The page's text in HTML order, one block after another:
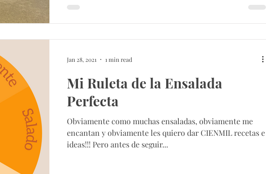
Mi Ruleta de la Ensalada
Perfecta
Obviamente como muchas ensaladas, obviamente me
encantan y obviamente les quiero dar CIENMIL recetas e
ideas!!! Pero antes de seguir...
Jan 28, 2021 1 min read